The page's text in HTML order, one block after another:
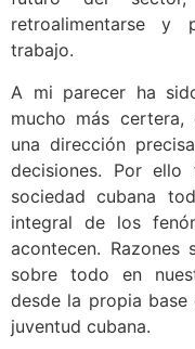
retroalimentarse y
trabajo.
A mi parecer ha
mucho más certera,
una dirección
decisiones. Por
sociedad cubana
integral de los
acontecen. Razones
sobre todo en
desde la propia
juventud cubana.